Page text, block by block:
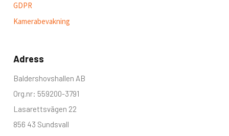
GDPR
Kamerabevakning
Adress
Baldershovshallen AB
Org.nr: 559200-3791
Lasarettsvägen 22
856 43 Sundsvall